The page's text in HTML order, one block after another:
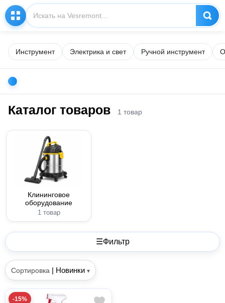
Инструмент Электрика и свет Ручной инструмент
Каталог товаров 1 товар
Клининговое
оборудование
1 товар
☰Фильтр
Сортировка | Новинки ▾
-15%